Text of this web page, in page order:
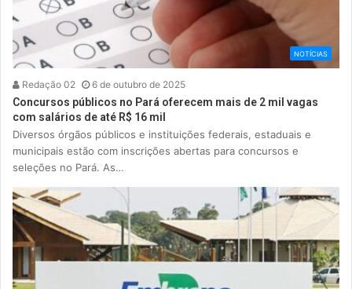
NOTÍCIAS
Redação 02 6 de outubro de 2025
Concursos públicos no Pará oferecem mais de 2 mil vagas
com salários de até R$ 16 mil
Diversos órgãos públicos e instituições federais, estaduais e
municipais estão com inscrições abertas para concursos e
seleções no Pará. As…